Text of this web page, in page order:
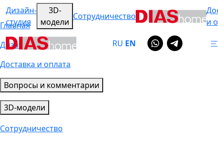
Дизайн-
студия
3D-
модели
Сотрудничество
и
RU EN
Главная
Дизайн-студия
Доставка и оплата
Вопросы и комментарии
3D-модели
Сотрудничество